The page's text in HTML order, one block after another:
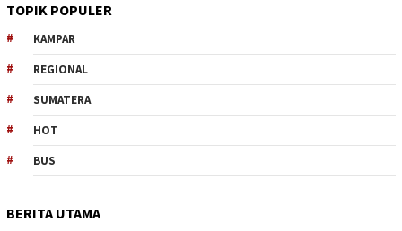
TOPIK POPULER
KAMPAR
REGIONAL
SUMATERA
HOT
BUS
BERITA UTAMA